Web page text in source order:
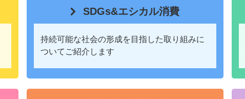
SDGs&エシカル消費
持続可能な社会の形成を目指した取り組みに
ついてご紹介します